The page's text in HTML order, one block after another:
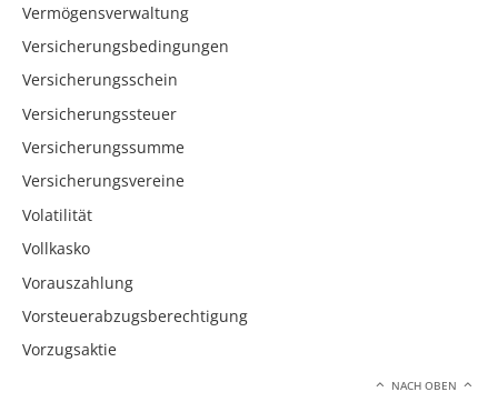
Vermögensverwaltung
Versicherungsbedingungen
Versicherungsschein
Versicherungssteuer
Versicherungssumme
Versicherungsvereine
Volatilität
Vollkasko
Vorauszahlung
Vorsteuerabzugsberechtigung
Vorzugsaktie
NACH OBEN